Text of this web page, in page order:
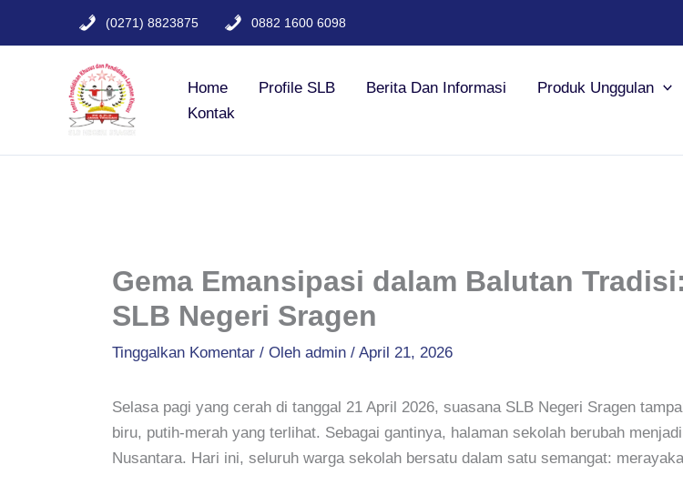
(0271) 8823875 0882 1600 6098
Home Profile SLB Berita Dan Informasi Produk Unggulan
Kontak
Gema Emansipasi dalam Balutan
SLB Negeri Sragen
Tinggalkan Komentar / Oleh admin / April 21, 2026
Selasa pagi yang cerah di tanggal 21 April 2026, suasana SLB Negeri Sragen
biru, putih-merah yang terlihat. Sebagai gantinya, halaman sekolah berubah
Nusantara. Hari ini, seluruh warga sekolah bersatu dalam satu semangat: